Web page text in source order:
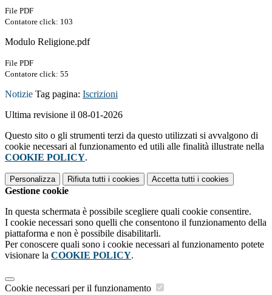
File PDF
Contatore click: 103
Modulo Religione.pdf
File PDF
Contatore click: 55
Notizie Tag pagina: Iscrizioni
Ultima revisione il 08-01-2026
Questo sito o gli strumenti terzi da questo utilizzati si avvalgono di
cookie necessari al funzionamento ed utili alle finalità illustrate nella
COOKIE POLICY.
Personalizza Rifiuta tutti i cookies Accetta tutti i cookies
Gestione cookie
In questa schermata è possibile scegliere quali cookie consentire.
I cookie necessari sono quelli che consentono il funzionamento della
piattaforma e non è possibile disabilitarli.
Per conoscere quali sono i cookie necessari al funzionamento potete
visionare la COOKIE POLICY.
Cookie necessari per il funzionamento